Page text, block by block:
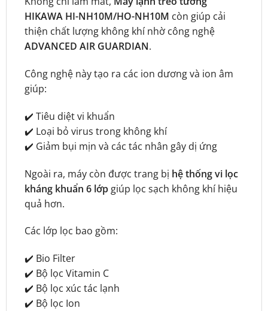
HIKAWA HI-NH10M/HO-NH10M còn giúp cải
thiện chất lượng không khí nhờ công nghệ
ADVANCED AIR GUARDIAN.
Công nghệ này tạo ra các ion dương và ion âm
giúp:
✔️ Tiêu diệt vi khuẩn
✔️ Loại bỏ virus trong không khí
✔️ Giảm bụi mịn và các tác nhân gây dị ứng
Ngoài ra, máy còn được trang bị hệ thống vi lọc
kháng khuẩn 6 lớpgiúp lọc sạch không khí hiệu
quả hơn.
Các lớp lọc bao gồm:
✔️ Bio Filter
✔️ Bộ lọc Vitamin C
✔️ Bộ lọc xúc tác lạnh
✔️ Bộ lọc Ion